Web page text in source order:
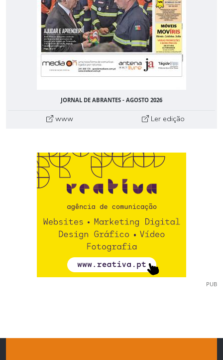
JORNAL DE ABRANTES - AGOSTO 2026
www Ler edição
PUB